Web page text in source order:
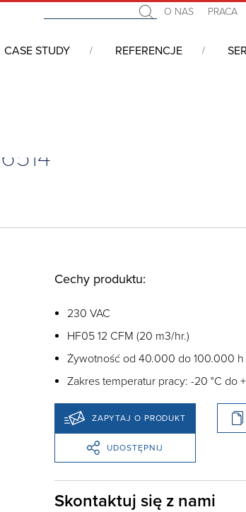
O NAS PRACA
CASE STUDY REFERENCJE
Cechy produktu:
230 VAC
HF05 12 CFM (20 m3/hr.)
Żywotność od 40.000 do 100.000 h
Zakres temperatur pracy: -20 °C do
ZAPYTAJ O PRODUKT
UDOSTĘPNIJ
Skontaktuj się z nami